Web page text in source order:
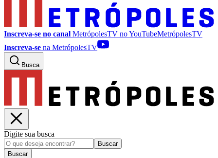
Inscreva-se no canal MetrópolesTV noYouTubeMetrópolesTV
Inscreva-se na MetrópolesTV
Busca
Digite sua busca
Buscar
Buscar